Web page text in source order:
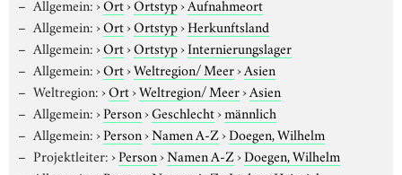
Allgemein:›Ort›Ortstyp›Aufnahmeort
Allgemein:›Ort›Ortstyp›Herkunftsland
Allgemein:›Ort›Ortstyp›Internierungslager
Allgemein:›Ort›Weltregion/ Meer›Asien
Weltregion:›Ort›Weltregion/ Meer›Asien
Allgemein:›Person›Geschlecht›männlich
Allgemein:›Person›Namen A-Z›Doegen, Wilhelm
Projektleiter:›Person›Namen A-Z›Doegen, Wilhelm